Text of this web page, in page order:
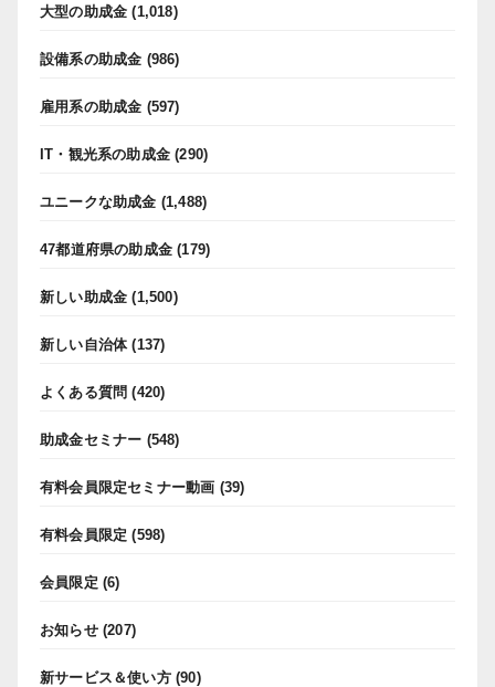
大型の助成金 (1,018)
設備系の助成金 (986)
雇用系の助成金 (597)
IT・観光系の助成金 (290)
ユニークな助成金 (1,488)
47都道府県の助成金 (179)
新しい助成金 (1,500)
新しい自治体(137)
よくある質問 (420)
助成金セミナー (548)
有料会員限定セミナー動画 (39)
有料会員限定 (598)
会員限定 (6)
お知らせ(207)
新サービス＆使い方(90)